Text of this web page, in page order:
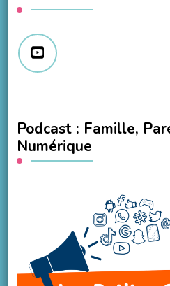
Podcast : Famille,
Numérique